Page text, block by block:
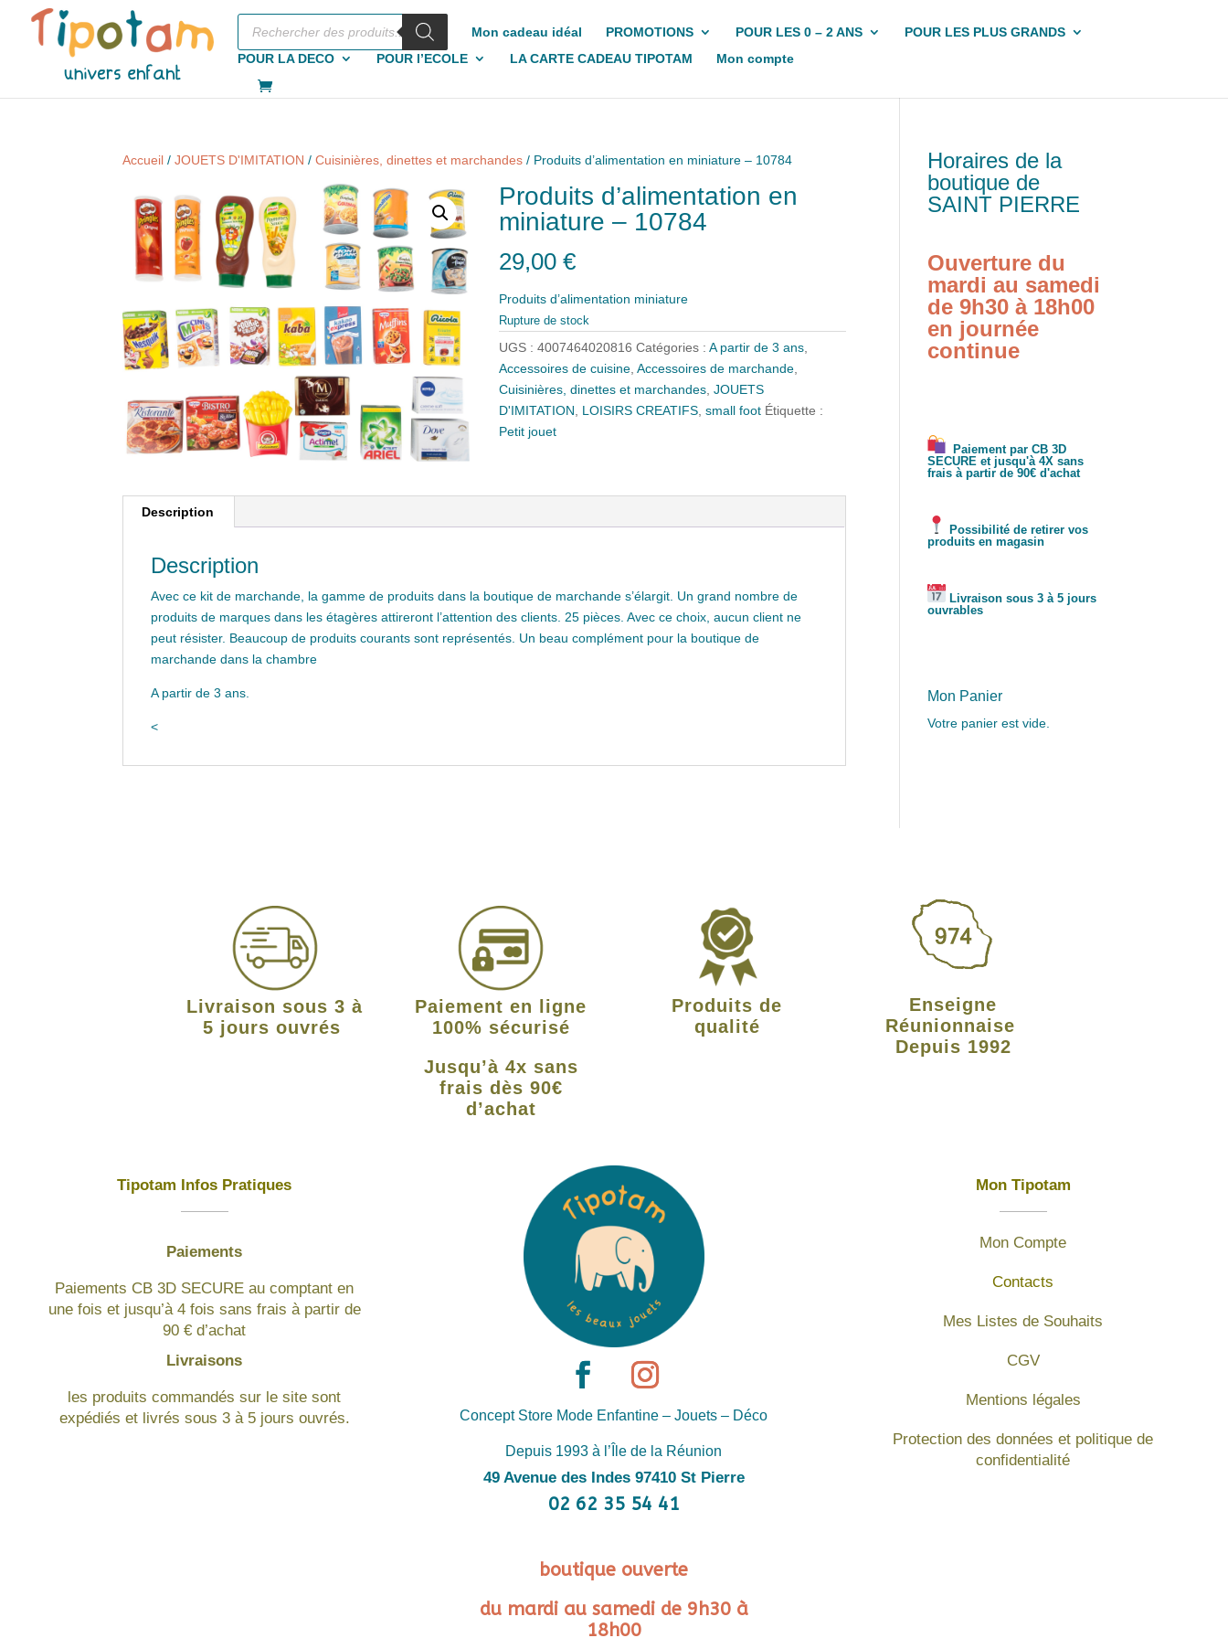
Recherche
produits
Mon cadeau idéal PROMOTIONS POUR LES 0 – 2 ANS
POUR LES PLUS GRANDS
POUR LA DECO
POUR l’ECOLE LA CARTE CADEAU TIPOTAM Mon compte
Accueil /JOUETS D'IMITATION /Cuisinières, dinettes et marchandes / Produits d’alimentation en miniature – 10784
Produits d’alimentation en
miniature – 10784
29,00€
Produits d’alimentation miniature
Rupture de stock
UGS :4007464020816 Catégories :A partir de 3 ans,
Accessoires de cuisine,Accessoires de marchande,
Cuisinières, dinettes et marchandes,JOUETS
D'IMITATION, LOISIRS CREATIFS,small foot Étiquette :
Petit jouet
Description
Description
Avec ce kit de marchande, la gamme de produits dans la boutique de marchande s’élargit. Un grand nombre de
produits de marques dans les étagères attireront l’attention des clients. 25 pièces. Avec ce choix, aucun client ne
peut résister. Beaucoup de produits courants sont représentés. Un beau complément pour la boutique de
marchande dans la chambre
A partir de 3 ans.
<
Horaires de la
boutique de
SAINT PIERRE
Ouverture du
mardi au samedi
de 9h30 à 18h00
en journée
continue
Paiement par CB 3D
SECURE et jusqu'à 4X sans
frais à partir de 90€ d'achat
Possibilité de retirer vos
produits en magasin
Livraison sous 3 à 5 jours
ouvrables
Mon Panier
Votre panier est vide.
Livraison sous 3 à
5 jours ouvrés
Paiement en ligne
100% sécurisé
Jusqu’à 4x sans
frais dès 90€
d’achat
Produits de
qualité
Enseigne
Réunionnaise
Depuis 1992
Tipotam Infos Pratiques
Paiements
Paiements CB 3D SECURE au comptant en
une fois et jusqu’à 4 fois sans frais à partir de
90 € d’achat
Livraisons
les produits commandés sur le site sont
expédiés et livrés sous 3 à 5 jours ouvrés.
Concept Store Mode Enfantine – Jouets – Déco
Depuis 1993 à l’Île de la Réunion
49 Avenue des Indes 97410 St Pierre
02 62 35 54 41
boutique ouverte
du mardi au samedi de 9h30 à
18h00
Mon Tipotam
Mon Compte
Contacts
Mes Listes de Souhaits
CGV
Mentions légales
Protection des données et politique de
confidentialité